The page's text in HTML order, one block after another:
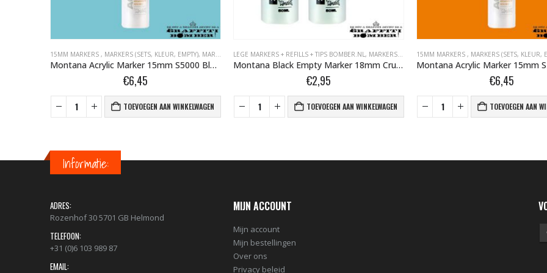
,MONTANA ACRYLIC MARKERS BOMBER.NL
15MM MARKERS , MARKERS (SETS, KLEUR, EMPTY), MARKERS BOMBER.NL ,MONTANA ACRYLIC MARKERS BOMBER.NL
Montana Acrylic Marker 15mm S5000 Blue Light 323225
€6,45
TOEVOEGEN AAN WINKELWAGEN
LEGE MARKERS + REFILLS + TIPS BOMBER.NL , MARKERS (SETS, KLEUR, EMPTY) , MARKERS BOMBER.NL,
Montana Black Empty Marker 18mm Crusher 50ml 337178
€2,95
TOEVOEGEN AAN WINKELWAGEN
15MM MARKERS , MARKERS (SETS, KLEUR,
€6,45
TOEVOEGEN AAN
Informatie:
ADRES:
Rozenhof 30 5701 GB Helmond
TELEFOON:
+31 (0)6 103 989 87
EMAIL:
MIJN ACCOUNT
Mijn account
Mijn bestellingen
Over ons
Privacy beleid